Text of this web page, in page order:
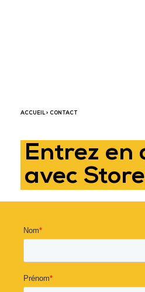
ACCUEIL> CONTACT
Entrez en
avec